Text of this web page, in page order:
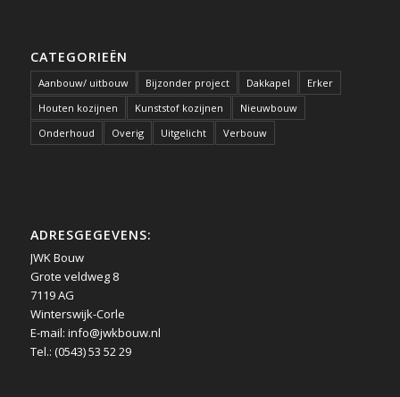
CATEGORIEËN
Aanbouw/ uitbouw Bijzonder project Dakkapel
Erker
Houten kozijnen
Kunststof kozijnen
Nieuwbouw
Onderhoud
Overig Uitgelicht Verbouw
ADRESGEGEVENS:
JWK Bouw
Grote veldweg 8
7119 AG
Winterswijk-Corle
E-mail: info@jwkbouw.nl
Tel.: (0543) 53 52 29